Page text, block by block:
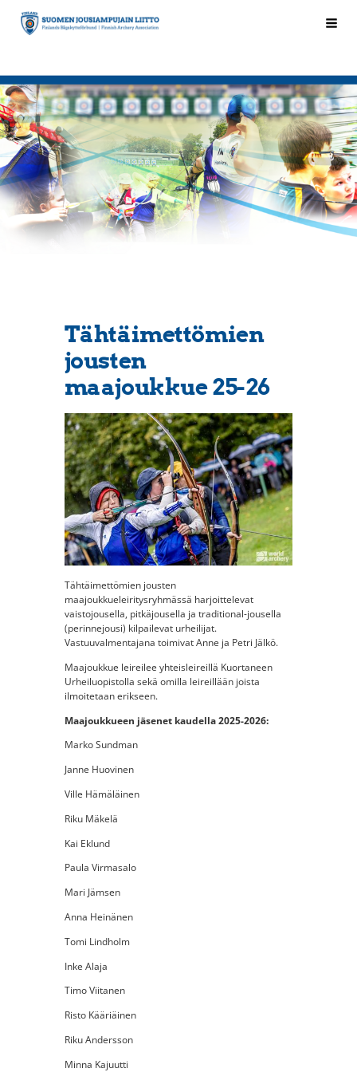
Siirry
sivun
Suomen Jousiampujain Liitto ry
Tähtäimettömien
jousten
maajoukkue 25-26
Tähtäimettömien jousten
maajoukkueleiritysryhmässä harjoittelevat
vaistojousella, pitkäjousella ja traditional-jousella
(perinnejousi) kilpailevat urheilijat.
Vastuuvalmentajana toimivat Anne ja Petri Jälkö.
Maajoukkue leireilee yhteisleireillä Kuortaneen
Urheiluopistolla sekä omilla leireillään joista
ilmoitetaan erikseen.
Maajoukkueen jäsenet kaudella 2025-2026:
Marko Sundman
Janne Huovinen
Ville Hämäläinen
Riku Mäkelä
Kai Eklund
Paula Virmasalo
Mari Jämsen
Anna Heinänen
Tomi Lindholm
Inke Alaja
Timo Viitanen
Risto Kääriäinen
Riku Andersson
Minna Kajuutti